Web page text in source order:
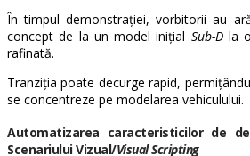
În timpul demonstrației, vorbitorii au
concept de la un model inițial Sub-Dla o
rafinată.
Tranziția poate decurge rapid,
se concentreze pe modelarea vehiculului.
Automatizarea caracteristicilor de
Scenariului Vizual/Visual Scripting